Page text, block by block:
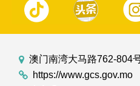
澳门南湾大马路762-804
https://www.gcs.gov.mo